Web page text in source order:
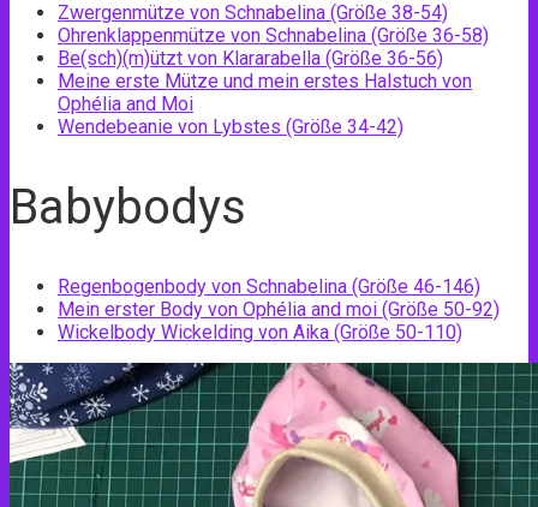
Zwergenmütze von Schnabelina (Größe 38-54)
Ohrenklappenmütze von Schnabelina (Größe 36-58)
Be(sch)(m)ützt von Klararabella (Größe 36-56)
Meine erste Mütze und mein erstes Halstuch von
Ophélia and Moi
Wendebeanie von Lybstes (Größe 34-42)
Babybodys
Regenbogenbody von Schnabelina (Größe 46-146)
Mein erster Body von Ophélia and moi (Größe 50-92)
Wickelbody Wickelding von Aika (Größe 50-110)